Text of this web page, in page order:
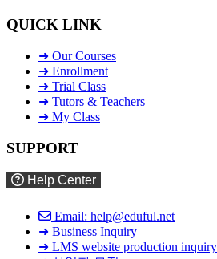
QUICK LINK
➜ Our Courses
➜ Enrollment
➜ Trial Class
➜ Tutors & Teachers
➜ My Class
SUPPORT
Help Center
Email: help@eduful.net
➜ Business Inquiry
➜ LMS website production inquiry